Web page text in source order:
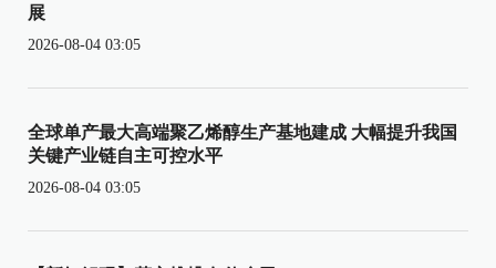
展
2026-08-04 03:05
全球单产最大高端聚乙烯醇生产基地建成 大幅提升我国
关键产业链自主可控水平
2026-08-04 03:05